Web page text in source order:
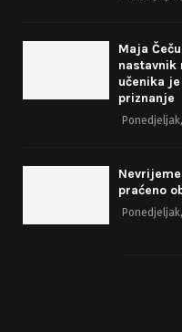
Maja
nastavnik
učenika
priznanje
praćeno